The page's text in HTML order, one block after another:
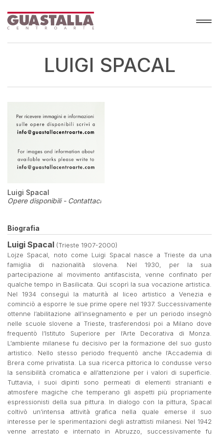
LUIGI SPACAL
Luigi Spacal
Opere disponibili - Contattaci
Biografia
Luigi Spacal (Trieste 1907-2000)
Lojze Spacal, noto come Luigi Spacal nasce a Trieste da una
famiglia di nazionalità slovena. Nel 1930, per la sua
partecipazione al movimento antifascista, venne confinato per
qualche tempo in Basilicata. Qui scoprì la sua vocazione artistica.
Nel 1934 conseguì la maturità al liceo artistico a Venezia e
cominciò a esporre le sue prime opere nel 1937. Successivamente
ottenne l’abilitazione all’insegnamento e per un periodo insegnò
nelle scuole slovene a Trieste, trasferendosi poi a Milano dove
frequentò l’Istituto Superiore per l’Arte Decorativa di Monza.
L’ambiente milanese fu decisivo per la formazione del suo gusto
artistico. Nello stesso periodo frequentò anche l’Accademia di
Brera come privatista. La sua ricerca pittorica lo condusse verso
la sensibilità cromatica e all’attenzione per i valori di superficie.
Tuttavia, i suoi dipinti sono permeati di elementi stranianti e
atmosfere magiche che temperano gli aspetti più propriamente
espressionisti della sua pittura. In dialogo con la pittura, Spacal
coltivò un’intensa attività grafica nella quale emerse il suo
interesse per le sperimentazioni degli astrattisti milanesi. Nel 1942
venne arrestato e internato in Abruzzo, successivamente fu